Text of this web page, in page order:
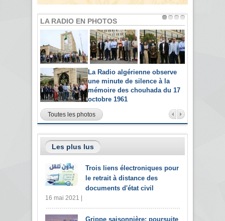
LA RADIO EN PHOTOS
La Radio algérienne observe
une minute de silence à la
mémoire des chouhada du 17
octobre 1961
Toutes les photos
Les plus lus
Trois liens électroniques pour
le retrait à distance des
documents d'état civil
16 mai 2021 |
Grippe saisonnière: poursuite